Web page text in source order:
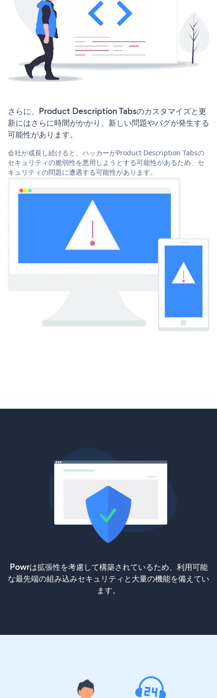
さらに、Product Description Tabsのカスタマイズと更
新にはさらに時間がかかり、新しい問題やバグが発生する
可能性があります。
会社が成長し続けると、ハッカーがProduct Description Tabsの
セキュリティの脆弱性を悪用しようとする可能性があるため、セ
キュリティの問題に遭遇する可能性があります。
Powrは拡張性を考慮して構築されているため、利用可能
な最先端の組み込みセキュリティと大量の機能を備えてい
ます。